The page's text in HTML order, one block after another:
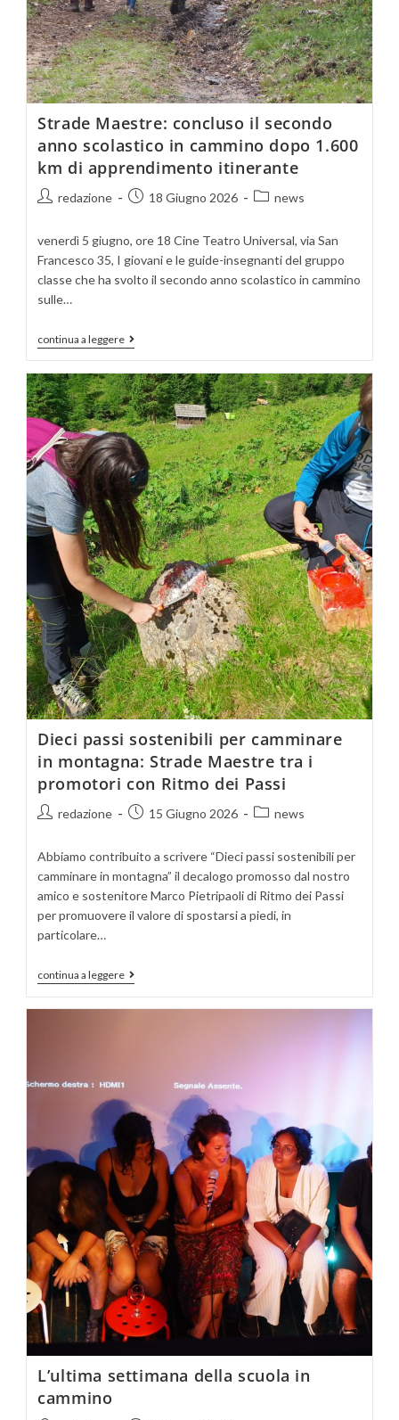
Strade Maestre: concluso il secondo
anno scolastico in cammino dopo 1.600
km di apprendimento itinerante
redazione 18 Giugno 2026 news
venerdì 5 giugno, ore 18 Cine Teatro Universal, via San
Francesco 35, I giovani e le guide-insegnanti del gruppo
classe che ha svolto il secondo anno scolastico in cammino
sulle…
continua a leggere
Dieci passi sostenibili per camminare
in montagna: Strade Maestre tra i
promotori con Ritmo dei Passi
redazione 15 Giugno 2026 news
Abbiamo contribuito a scrivere “Dieci passi sostenibili per
camminare in montagna” il decalogo promosso dal nostro
amico e sostenitore Marco Pietripaoli di Ritmo dei Passi
per promuovere il valore di spostarsi a piedi, in
particolare…
continua a leggere
L’ultima settimana della scuola in
cammino